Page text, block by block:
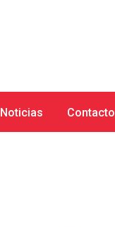
Noticias Contacto